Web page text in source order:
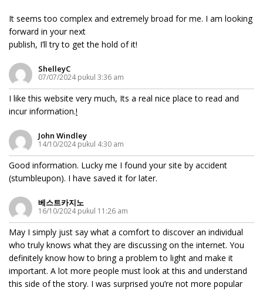
It seems too complex and extremely broad for me. I am looking
forward in your next
publish, I’ll try to get the hold of it!
ShelleyC
07/07/2024 pukul 3:36 am
I like this website very much, Its a real nice place to read and
incur information.!
John Windley
14/10/2024 pukul 4:30 am
Good information. Lucky me I found your site by accident
(stumbleupon). I have saved it for later.
베스트카지노
16/10/2024 pukul 11:26 am
May I simply just say what a comfort to discover an individual
who truly knows what they are discussing on the internet. You
definitely know how to bring a problem to light and make it
important. A lot more people must look at this and understand
this side of the story. I was surprised you’re not more popular